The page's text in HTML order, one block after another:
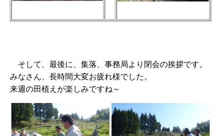
そして、最後に、集落、事務局より閉会の挨拶です。
みなさん、長時間大変お疲れ様でした。
来週の田植えが楽しみですね～